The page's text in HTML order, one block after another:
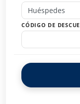
Huéspedes
CÓDIGO DE